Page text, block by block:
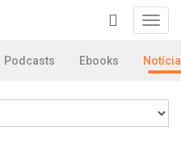
+
Podcasts Ebooks